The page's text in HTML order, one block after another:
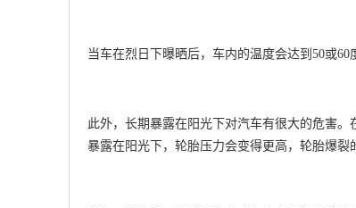
当车在烈日下曝晒后，车内的温度会达到50或
此外，长期暴露在阳光下对汽车有很大的危害
暴露在阳光下，轮胎压力会变得更高，轮胎爆裂